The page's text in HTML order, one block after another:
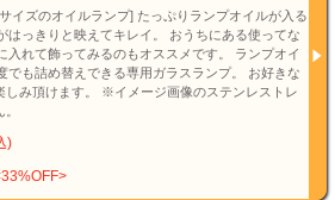
イズのオイルランプ] たっぷりランプオイルが入る
はっきりと映えてキレイ。 おうちにある使ってな
入れて飾ってみるのもオススメです。 ランプオイ
でも詰め替えできる専用ガラスランプ。 お好きな
しみ頂けます。 ※イメージ画像のステンレストレ
)